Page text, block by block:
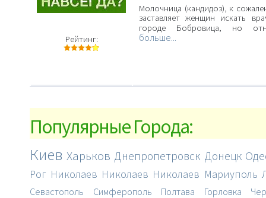
Рейтинг:
Молочница (кандидоз), к
заставляет женщин искать
городе Бобровица, но
больше...
Популярные Города:
Киев Харьков Днепропетровск Донецк
Рог Николаев Николаев Николаев Мариуполь
Севастополь Симферополь Полтава Горловка